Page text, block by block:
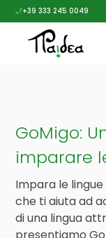
+39 333 245 0049
GoMigo:
imparare
Impara le
che ti aiuta ad
di una lingua